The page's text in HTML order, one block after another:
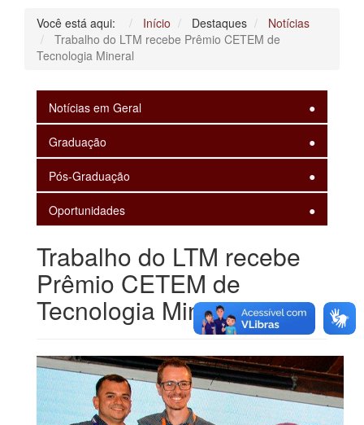
Você está aqui: Início Destaques
Notícias
Trabalho do LTM recebe Prêmio CETEM de
Tecnologia Mineral
Notícias em Geral
Graduação
Pós-Graduação
Oportunidades
Trabalho do LTM recebe
Prêmio CETEM de
Tecnologia Mineral